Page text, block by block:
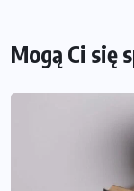
Mogą Ci się